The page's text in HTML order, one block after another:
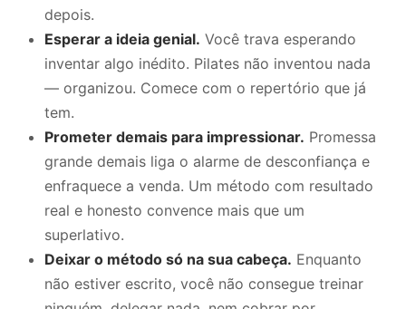
depois.
Esperar a ideia genial. Você trava esperando
inventar algo inédito. Pilates não inventou nada
— organizou. Comece com o repertório que já
tem.
Prometer demais para impressionar. Promessa
grande demais liga o alarme de desconfiança e
enfraquece a venda. Um método com resultado
real e honesto convence mais que um
superlativo.
Deixar o método só na sua cabeça. Enquanto
não estiver escrito, você não consegue treinar